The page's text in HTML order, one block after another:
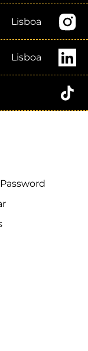
Lisboa
Lisboa